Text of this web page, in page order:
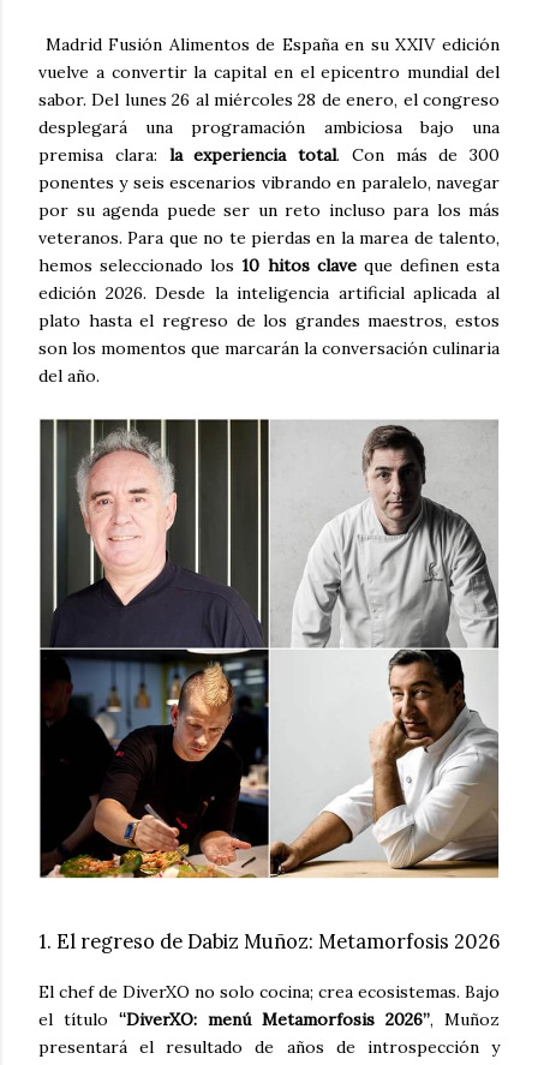
Madrid Fusión Alimentos de España en su XXIV edición
vuelve a convertir la capital en el epicentro mundial del
sabor. Del lunes 26 al miércoles 28 de enero, el congreso
desplegará una programación ambiciosa bajo una
premisa clara: la experiencia total. Con más de 300
ponentes y seis escenarios vibrando en paralelo, navegar
por su agenda puede ser un reto incluso para los más
veteranos. Para que no te pierdas en la marea de talento,
hemos seleccionado los10 hitos claveque definen esta
edición 2026. Desde la inteligencia artificial aplicada al
plato hasta el regreso de los grandes maestros, estos
son los momentos que marcarán la conversación culinaria
del año.
1. El regreso de Dabiz Muñoz: Metamorfosis 2026
El chef de DiverXO no solo cocina; crea ecosistemas. Bajo
el título “DiverXO: menú Metamorfosis 2026”, Muñoz
presentará el resultado de años de introspección y